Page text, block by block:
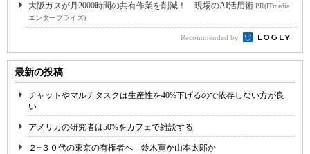
大阪ガスが月2000時間の共有作業を削減！ 現場のAI活用術 PR(ITmedia
エンタープライズ)
Recommended by
最新の投稿
チャットやマルチタスクは生産性を40%下げるので依存しない方が良
い
アメリカの研究者は50%をカフェで雑談する
２−３０代の東京の有権者へ 鈴木寛か山本太郎か